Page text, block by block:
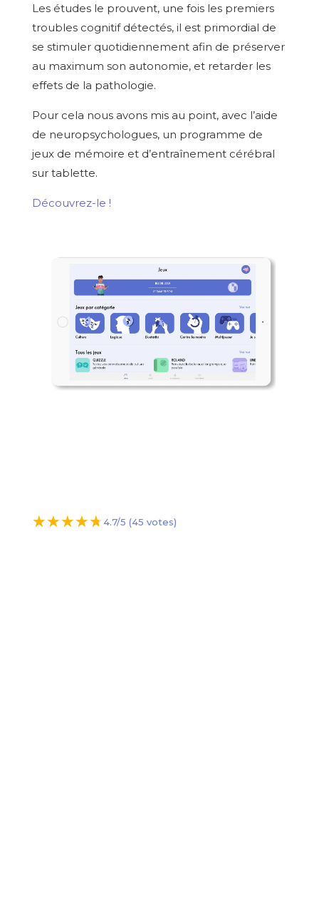
Les études le prouvent, une fois les premiers
troubles cognitif détectés, il est primordial de
se stimuler quotidiennement afin de préserver
au maximum son autonomie, et retarder les
effets de la pathologie.
Pour cela nous avons mis au point, avec l’aide
de neuropsychologues, un programme de
jeux de mémoire et d’entraînement cérébral
sur tablette.
Découvrez-le !
★★★★★
★★★★★4.7/5 (45 votes)